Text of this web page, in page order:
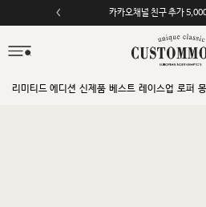
카카오채널 친구 추가
리미티드 에디션 신제품 베스트 레이스업 로퍼